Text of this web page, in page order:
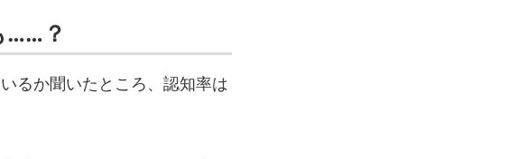
……？
るか聞いたところ、認知率は